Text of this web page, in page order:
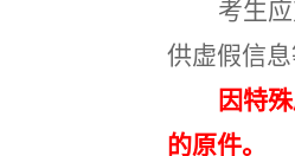
考生
供虚假信
因特
的原件。